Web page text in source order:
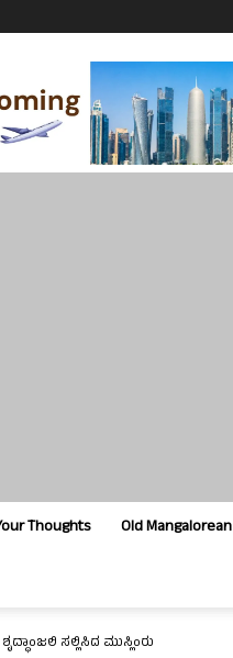
Thoughts Old Mangalorean
ಸಲ್ಲಿಸಿದ ಮುಸ್ಲಿಂರು